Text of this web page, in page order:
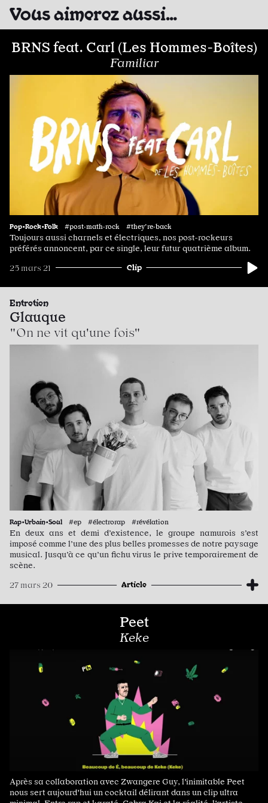
Vous aimerez aussi…
BRNS feat. Carl (Les Hommes-Boîtes)
Familiar
Pop•Rock•Folk #post·math·rock #they're·back
Toujours aussi charnels et électriques, nos post-rockeurs
préférés annoncent, par ce single, leur futur quatrième album.
25 mars 21 Clip
Entretien
Glauque
"On ne vit qu'une fois"
Rap•Urbain•Soul #ep #électrorap #révélation
En deux ans et demi d’existence, le groupe namurois s’est
imposé comme l’une des plus belles promesses de notre paysage
musical. Jusqu’à ce qu’un fichu virus le prive temporairement de
scène.
27 mars 20 Article
Peet
Keke
Après sa collaboration avec Zwangere Guy, l'inimitable Peet
nous sert aujourd'hui un cocktail délirant dans un clip ultra